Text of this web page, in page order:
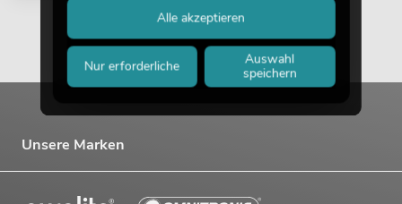
Unsere Marken
Nur erforderliche
Auswahl
speichern
Alle akzeptieren